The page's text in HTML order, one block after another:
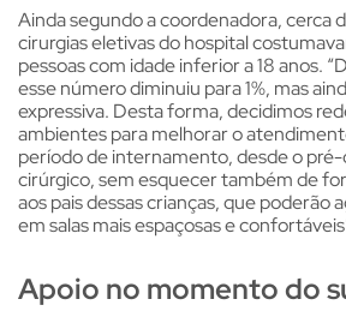
Ainda segundo a coordenadora, cerca
cirurgias eletivas do hospital
pessoas com idade inferior a 18 anos.
esse número diminuiu para 1%, mas
expressiva. Desta forma, decidimos
ambientes para melhorar o
período de internamento, desde o
cirúrgico, sem esquecer também de
aos pais dessas crianças, que poderão
em salas mais espaçosas e
Apoio no momento do